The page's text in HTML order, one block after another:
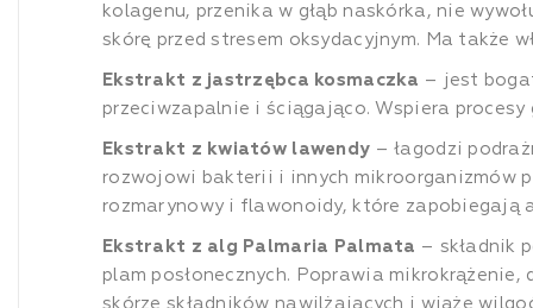
kolagenu, przenika w głąb naskórka, nie
skórę przed stresem oksydacyjnym. Ma także
Ekstrakt z jastrzębca kosmaczka – jest
przeciwzapalnie i ściągająco. Wspiera
Ekstrakt z kwiatów lawendy – łagodzi
rozwojowi bakterii i innych mikroorganizmów
rozmarynowy i flawonoidy, które zapobiegają
Ekstrakt z alg Palmaria Palmata – składnik
plam posłonecznych. Poprawia
skórze składników nawilżających i wiąże